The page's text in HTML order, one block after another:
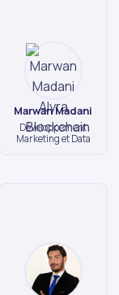
Marwan Madani
Développement
Marketing et Data